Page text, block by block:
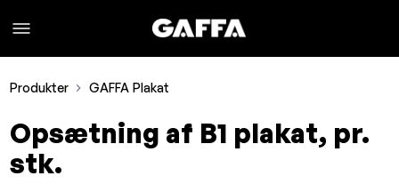
Produkter GAFFA Plakat
Opsætning af B1 plakat, pr.
stk.